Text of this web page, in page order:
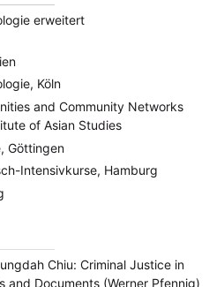
erweitert
Köln
and Community Networks
of Asian Studies
Göttingen
Intensivkurse, Hamburg
Chiu: Criminal Justice in
and Documents (Werner Pfennig)